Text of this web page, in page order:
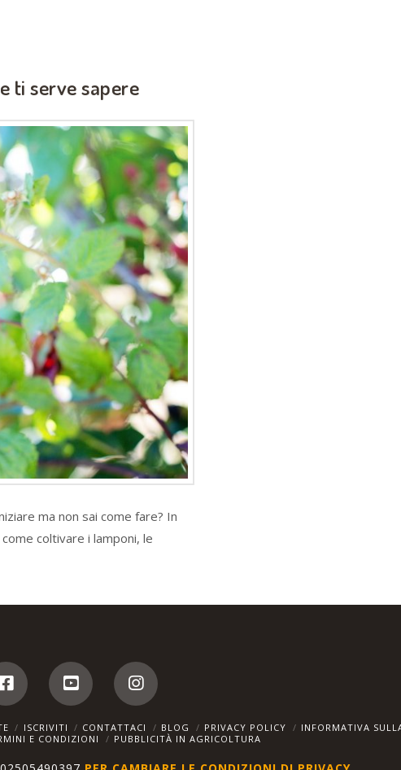
ti serve sapere
ma non sai come fare? In
coltivare i lamponi, le
ISCRIVITI CONTATTACI BLOG PRIVACY POLICY
INFORMATIVA
E CONDIZIONI PUBBLICITÀ IN AGRICOLTURA